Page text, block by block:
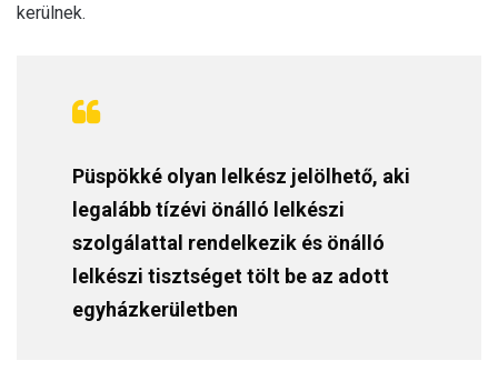
kerülnek.
Püspökké olyan lelkész jelölhető, aki
legalább tízévi önálló lelkészi
szolgálattal rendelkezik és önálló
lelkészi tisztséget tölt be az adott
egyházkerületben